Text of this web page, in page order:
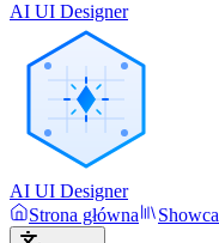
AI UI Designer
AI UI Designer
Strona główna